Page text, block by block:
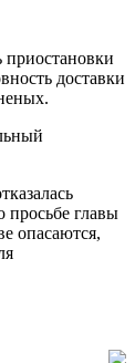
доставки
просьбе главы
опасаются,